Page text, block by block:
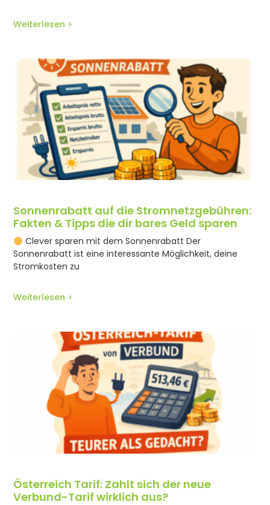
Weiterlesen >
Sonnenrabatt auf die Stromnetzgebühren:
Fakten & Tipps die dir bares Geld sparen
Clever sparen mit dem Sonnenrabatt Der
Sonnenrabatt ist eine interessante Möglichkeit, deine
Stromkosten zu
Weiterlesen >
Österreich Tarif: Zahlt sich der neue
Verbund-Tarif wirklich aus?